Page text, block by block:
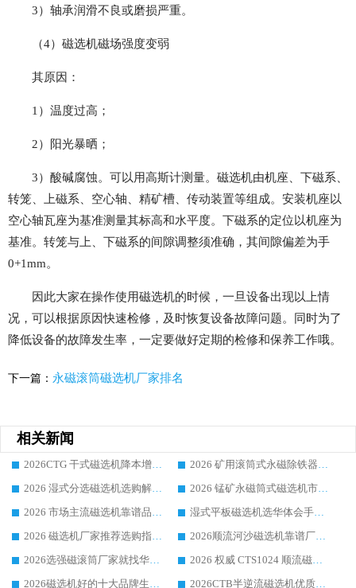
3）轴承润滑不良或磨损严重。
（4）磁选机磁场强度变弱
其原因：
1）温度过高；
2）阳光暴晒；
3）酸碱腐蚀。可以用高斯计测量。磁选机由机座、下磁系、
转笼、上磁系、空心轴、精矿槽、传动装置等组成。安装机座以
空心轴瓦座为基准测量其标高和水平度。下磁系的定位以机座为
基准。转笼与上、下磁系的间隙调整须准确，其间隙偏差为手
0+1mm。
因此大家在操作使用磁选机的时候，一旦设备出现以上情
况，可以根据原因快速检修，及时恢复设备故障问题。同时为了
降低设备的故障发生率，一定要做好定期的检修和保养工作哦。
下一篇： 永磁滚筒磁选机厂家排名
相关新闻
2026CTG 干式磁选机降本增效选购指南 选矿行业口碑稳定专业生产强者盘点
2026 矿用滚筒式永磁除铁器厂家榜单 行业实力派源头厂商选购干货指南
2026 湿式分选磁选机选购解析，华体会手机网页版-华体会(中国) 设备综合实力详解
2026 锰矿永磁筒式磁选机市场主流客户推荐生产厂家口碑精选
2026 市场主流磁选机靠谱品牌推荐 案例厂家华体会手机网页版-华体会(中国) 大众倾心之选
湿式平板磁选机选华体会手机网页版-华体会(中国) _2026靠谱厂家收获各地客户良好评价
2026 磁选机厂家推荐选购指南，实地走访参考华体会手机网页版-华体会(中国) 合作口碑表现
2026顺流河沙磁选机靠谱厂家推荐 华体会手机网页版-华体会(中国) 实力口碑精选
2026选强磁滚筒厂家就找华体会手机网页版-华体会(中国) _口碑过硬用料扎实_性价比优势突出
2026 权威 CTS1024 顺流磁选机精选生产厂家优质设备推荐
2026磁选机好的十大品牌生产厂家排名|华体会手机网页版-华体会(中国) 凭实力入磅
2026CTB半逆流磁选机优质厂家推荐：华体会手机网页版-华体会(中国) ，行业标杆生产厂家